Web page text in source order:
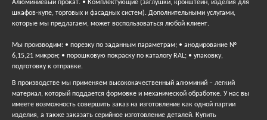
Алюминиевый прокат. • Комплектующие (заглушки, кронштейн, изделия для
шкафов-купе, торговых и фасадных систем). Дополнительными услугами,
которые мы предлагаем, может воспользоваться любой клиент.
Мы производим: • порезку по заданным параметрам; • анодирование №
6,15,21 микрон; • порошковую покраску по каталогу RAL; • упаковку,
подготовку к отправке.
В производстве мы применяем высококачественный алюминий – легкий
материал, который поддается формовке и механической обработке. У нас вы
имеете возможность совершить заказ на изготовление как одной партии
изделия, а также заказать серийное изготовление деталей. Купить